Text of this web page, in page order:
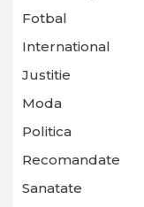
Fotbal
International
Justitie
Moda
Politica
Recomandate
Sanatate